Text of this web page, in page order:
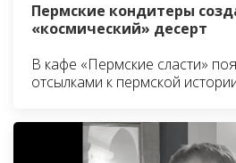
Пермские кондитеры
«космический» десерт
В кафе «Пермские сласти»
отсылками к пермской